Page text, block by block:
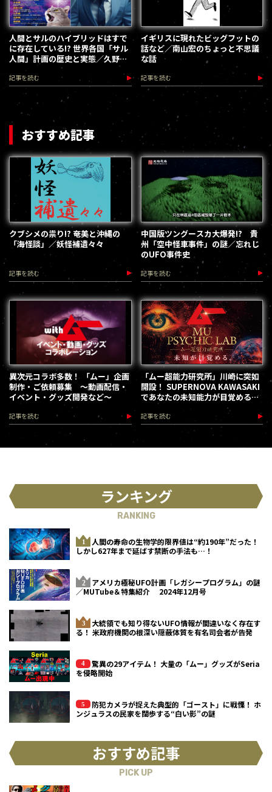
人間とサルのハイブリッドはすで
に存在している!? 世界各国「サル
人間」計画の歴史と実態／久野友
記事を読む
イギリスに現れたビッグフットの
話など／南山宏のちょっと不思議
な話
記事を読む
おすすめ記事
クブシメの祟り!? 奄美と沖縄の
「海怪談」／妖怪補遺々々
記事を読む
中国版ツングースカ大爆発!? 貴
州「空中怪車事件」の謎／忘れじ
のUFO事件史
記事を読む
異次元コラボ多数！ 「ムー」企画
制作・ご依頼募集 ～動画配信・
イベント・グッズ開発など～
記事を読む
「ムー超能力研究所」川崎に突如
開設！ SUPERNOVA KAWASAKI
であなたの未知能力が目覚める
（2026.8.18-28）
記事を読む
ランキング
RANKING
人間の寿命の生物学的限界値は“約190年”だった！
しかし627年まで延ばす禁断の手法も…！
アメリカ極秘UFO計画「レガシープログラム」の謎
／MUTube＆特集紹介 2024年12月号
大統領でも知り得ないUFO情報が間違いなく存在す
る！ 米政府機関の根深い隠蔽体質を有名司会者が告発
驚異の29アイテム！ 大量の「ムー」グッズがSeria
を侵略開始
防犯カメラが捉えた典型的「ゴースト」に戦慄！ ホ
ンジュラスの民家を闊歩する“白い影”の謎
おすすめ記事
PICK UP